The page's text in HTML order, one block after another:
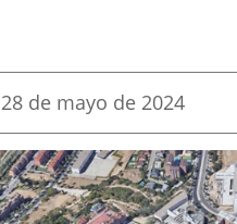
Fecha
la
noticia
28 de mayo de 2024